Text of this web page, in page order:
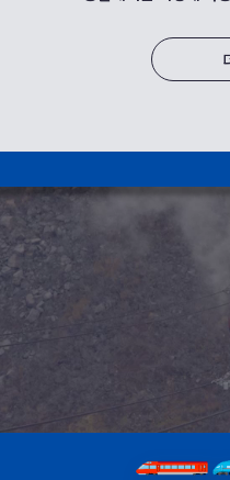
예를들어 [SNS 로그인
을 경우에도,
그 후에 [이메일주소로
[SNS 로그인
그 후에 [이메일 주소로
관련된 이메일 주소를
티켓은 표시되지 않습니
니 ‘Via ODAWARA’를
시된 운임표를 보고 목
한 뒤, 자동발매기에 표